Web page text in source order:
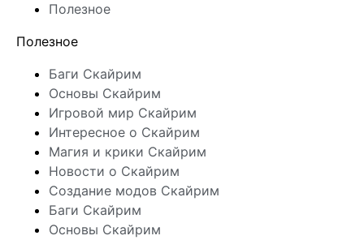
Полезное
Полезное
Баги Скайрим
Основы Скайрим
Игровой мир Скайрим
Интересное о Скайрим
Магия и крики Скайрим
Новости о Скайрим
Создание модов Скайрим
Баги Скайрим
Основы Скайрим